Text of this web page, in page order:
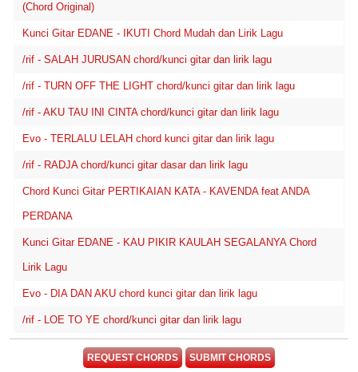
(Chord Original)
Kunci Gitar EDANE - IKUTI Chord Mudah dan Lirik Lagu
/rif - SALAH JURUSAN chord/kunci gitar dan lirik lagu
/rif - TURN OFF THE LIGHT chord/kunci gitar dan lirik lagu
/rif - AKU TAU INI CINTA chord/kunci gitar dan lirik lagu
Evo - TERLALU LELAH chord kunci gitar dan lirik lagu
/rif - RADJA chord/kunci gitar dasar dan lirik lagu
Chord Kunci Gitar PERTIKAIAN KATA - KAVENDA feat ANDA
PERDANA
Kunci Gitar EDANE - KAU PIKIR KAULAH SEGALANYA Chord
Lirik Lagu
Evo - DIA DAN AKU chord kunci gitar dan lirik lagu
/rif - LOE TO YE chord/kunci gitar dan lirik lagu
REQUEST CHORDS SUBMIT CHORDS